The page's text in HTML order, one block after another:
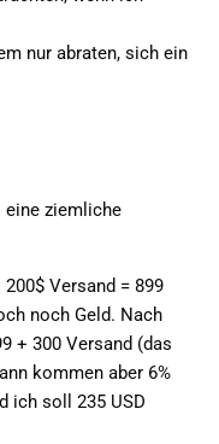
nur abraten, sich ein
ziemliche
Versand = 899
noch Geld. Nach
+ 300 Versand (das
kommen aber 6%
ich soll 235 USD